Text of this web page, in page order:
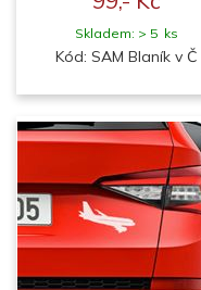
Skladem: > 5 ks
Kód: SAM Blaník v Č